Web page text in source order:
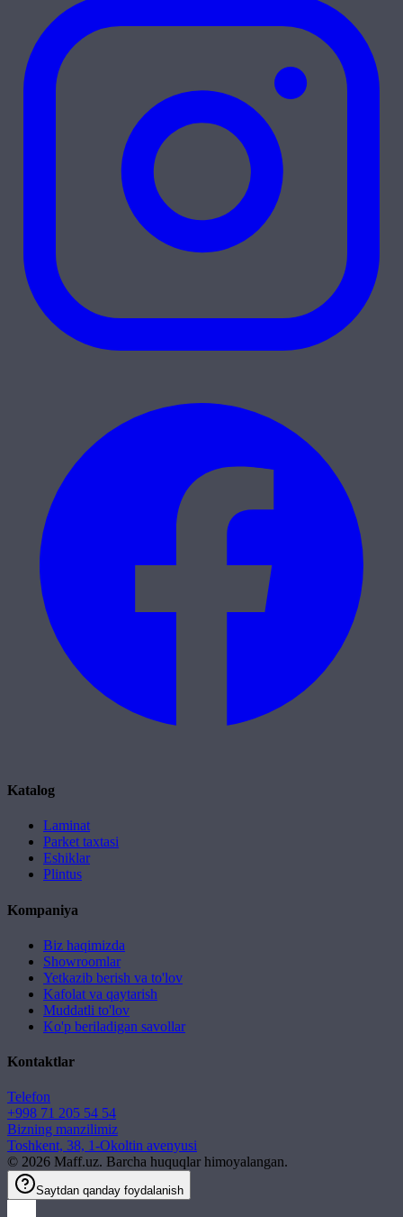
Katalog
Laminat
Parket taxtasi
Eshiklar
Plintus
Kompaniya
Biz haqimizda
Showroomlar
Yetkazib berish va to'lov
Kafolat va qaytarish
Muddatli to'lov
Ko'p beriladigan savollar
Kontaktlar
Telefon
+998 71 205 54 54
Bizning manzilimiz
Toshkent, 38, 1-Okoltin avenyusi
© 2026 Maff.uz. Barcha huquqlar himoyalangan.
Saytdan qanday foydalanish